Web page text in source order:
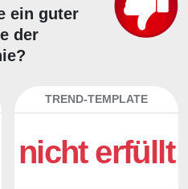
ein guter
der
TREND-TEMPLATE
nicht erfüllt